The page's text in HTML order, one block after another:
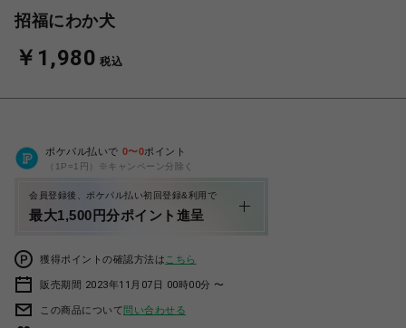
招福にわか犬
￥1,980 税込
ポケパル払いで 0〜0ポイント
（1P=1円）※キャンペーン分除く
会員登録後、ポケパル払い初回登録&利用で
最大1,500円分ポイント進呈
獲得ポイントの確認方法は こちら
販売期間 2023年11月07日 00時00分 〜
この商品について問い合わせる